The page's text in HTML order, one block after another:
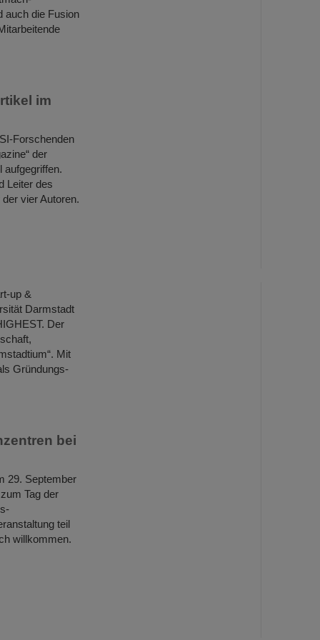
auch die Fusion
im
Forschenden
der
aufgegriffen.
Leiter des
vier Autoren.
up &
Darmstadt
Der
Mit
Gründungs-
bei
29. September
Tag der
teil
willkommen.